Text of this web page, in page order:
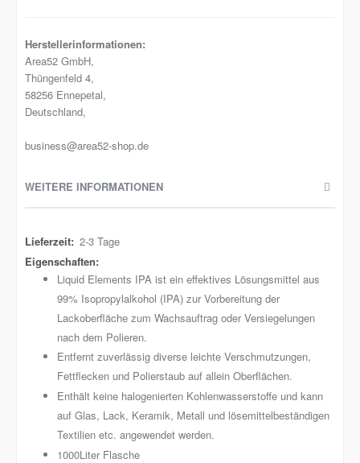
Herstellerinformationen:
Area52 GmbH,
Thüngenfeld 4,
58256 Ennepetal,
Deutschland,
business@area52-shop.de
WEITERE INFORMATIONEN
Weitere
Informationen
2-3 Tage
Liquid Elements IPA ist ein effektives Lösungsmittel aus
99% Isopropylalkohol (IPA) zur Vorbereitung der
Lackoberfläche zum Wachsauftrag oder Versiegelungen
nach dem Polieren.
Entfernt zuverlässig diverse leichte Verschmutzungen,
Fettflecken und Polierstaub auf allein Oberflächen.
Enthält keine halogenierten Kohlenwasserstoffe und kann
auf Glas, Lack, Keramik, Metall und lösemittelbeständigen
Textilien etc. angewendet werden.
1000Liter Flasche